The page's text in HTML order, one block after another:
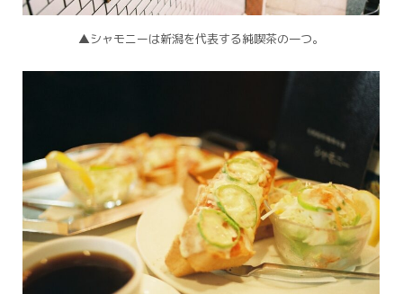
▲シャモニーは新潟を代表する純喫茶の一つ。